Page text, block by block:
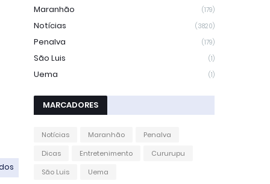
Maranhão (179)
Notícias (3820)
Penalva (179)
São Luis (1)
Uema (1)
MARCADORES
Notícias Maranhão
Penalva
Dicas
Entretenimento
Cururupu
São Luis
Uema